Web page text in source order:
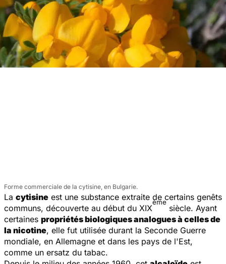
Forme commerciale de la cytisine, en Bulgarie.
La cytisine est une substance extraite de certains genêts
communs, découverte au début du XIX
ème
siècle. Ayant
certaines propriétés biologiques analogues à celles de
la nicotine, elle fut utilisée durant la Seconde Guerre
mondiale, en Allemagne et dans les pays de l'Est,
comme un ersatz du tabac.